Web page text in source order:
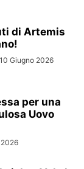
di Artemis
10 Giugno 2026
per una
Uovo